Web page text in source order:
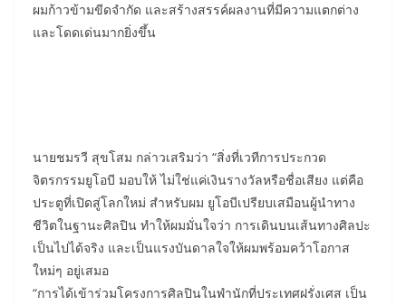
ผมก้าวข้ามขีดจำกัด และสร้างสรรค์ผลงานที่มีความแตกต่าง
และโดดเด่นมากยิ่งขึ้น
นายชมรวี สุขโสม กล่าวเสริมว่า “สิ่งที่เวทีการประกวด
จิตรกรรมยูโอบี มอบให้ ไม่ใช่แค่เงินรางวัลหรือชื่อเสียง แต่คือ
ประตูที่เปิดสู่โลกใหม่ สำหรับผม ยูโอบีเปรียบเสมือนผู้นำทาง
ชีวิตในฐานะศิลปิน ทำให้ผมมั่นใจว่า การเดินบนเส้นทางศิลปะ
เป็นไปได้จริง และเป็นแรงบันดาลใจให้ผมพร้อมคว้าโอกาส
ใหม่ๆ อยู่เสมอ
“การได้เข้าร่วมโครงการศิลปินในพำนักที่ประเทศฝรั่งเศส เป็น